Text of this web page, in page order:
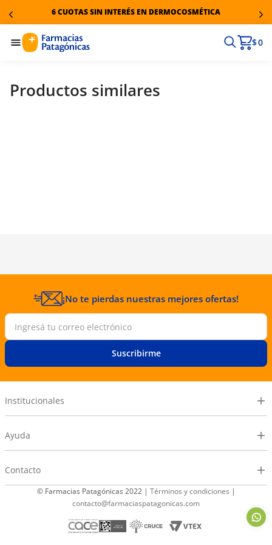
6 CUOTAS SIN INTERÉS EN DERMOCOSMÉTICA
$ 0
Productos similares
¡No te pierdas nuestras mejores ofertas!
Suscribirme
Institucionales
Ayuda
Contacto
© Farmacias Patagónicas 2022 | Términos y condiciones |
contacto@farmaciaspatagonicas.com